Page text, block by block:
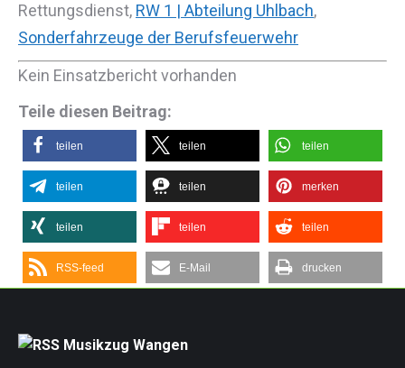
Rettungsdienst, RW 1 | Abteilung Uhlbach,
Sonderfahrzeuge der Berufsfeuerwehr
Kein Einsatzbericht vorhanden
Teile diesen Beitrag:
teilen teilen teilen
teilen teilen merken
teilen teilen teilen
RSS-feed E-Mail drucken
Musikzug Wangen